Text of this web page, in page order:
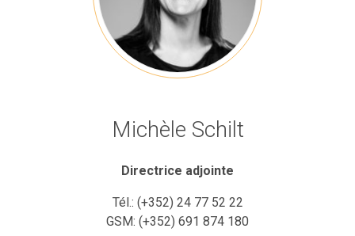
Michèle Schilt
Directrice adjointe
Tél.: (+352) 24 77 52 22
GSM: (+352) 691 874 180